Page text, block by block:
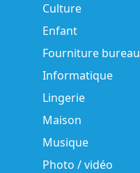
Culture
Enfant
Fourniture bureau
Informatique
Lingerie
Maison
Musique
Photo / vidéo